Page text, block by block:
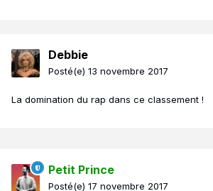
Debbie
Posté(e) 13 novembre 2017
La domination du rap dans ce classement !
Petit Prince
Posté(e) 17 novembre 2017